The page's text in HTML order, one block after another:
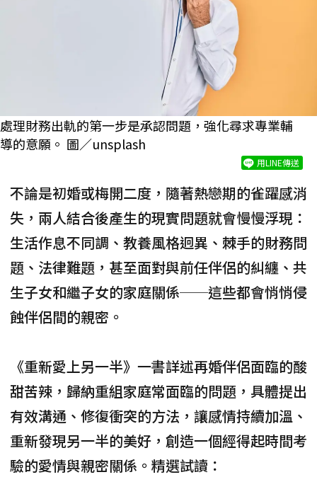
處理財務出軌的第一步是承認問題，強化尋求專業輔
導的意願。 圖／unsplash
用LINE傳送
不論是初婚或梅開二度，隨著熱戀期的雀躍感消
失，兩人結合後產生的現實問題就會慢慢浮現：
生活作息不同調、教養風格迥異、棘手的財務問
題、法律難題，甚至面對與前任伴侶的糾纏、共
生子女和繼子女的家庭關係──這些都會悄悄侵
蝕伴侶間的親密。
《重新愛上另一半》一書詳述再婚伴侶面臨的酸
甜苦辣，歸納重組家庭常面臨的問題，具體提出
有效溝通、修復衝突的方法，讓感情持續加溫、
重新發現另一半的美好，創造一個經得起時間考
驗的愛情與親密關係。精選試讀：